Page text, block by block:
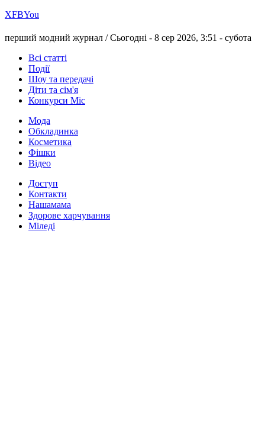
ХFBYou
перший модний журнал /Сьогодні - 8 сер 2026, 3:51 - субота
Всі статті
Події
Шоу та передачі
Діти та сім'я
Конкурси Міс
Мода
Обкладинка
Косметика
Фішки
Відео
Доступ
Контакти
Нашамама
Здорове харчування
Міледі